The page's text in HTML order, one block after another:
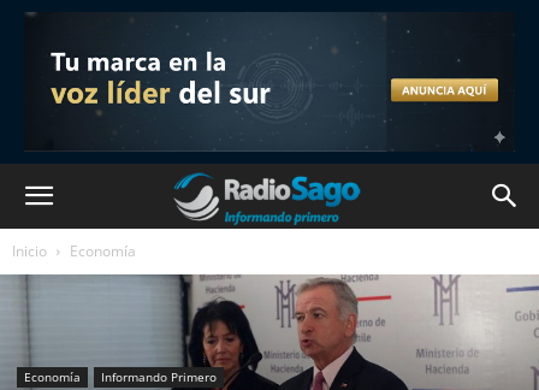
Inicio Economía
Economía Informando Primero